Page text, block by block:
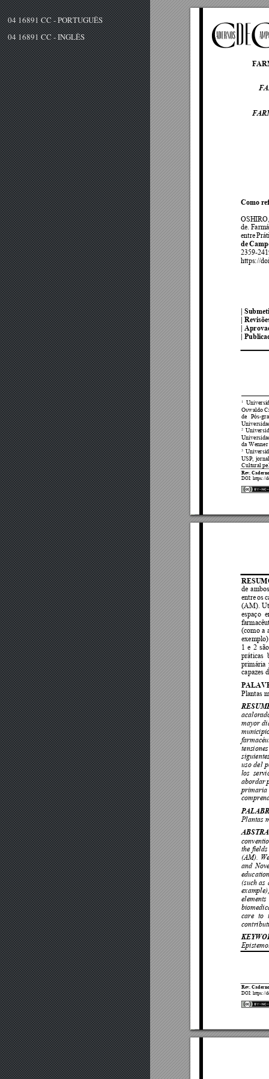
04 16891 CC - PORTUGUÊS
04 16891 CC - INGLÊS
Rev.
DOI: https://
Como
OSHIRO
de.
entre
de
2359-
https://
|
|
|
|
1
Oswaldo C
de Pós-
2 Univer
da
3
USP,
Cultural
Rev.
DOI: https://
de
entre os
(AM).
espaço
(como a
1 e 2
práticas
primária
capazes
Plantas
mayor
uso del
los serv
abordar
primaria
Plantas
the fields
(AM). W
and
(such as
elements
care to